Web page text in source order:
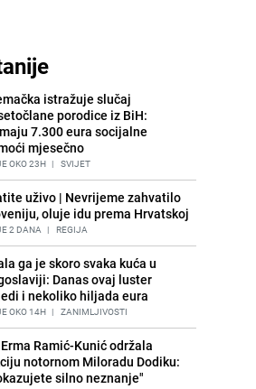
istražuje slučaj
porodice iz BiH:
7.300 eura socijalne
mjesečno
OKO 23H | SVIJET
uživo | Nevrijeme zahvatilo
oluje idu prema Hrvatskoj
2 DANA | REGIJA
ga je skoro svaka kuća u
Danas ovaj luster
i nekoliko hiljada eura
OKO 14H | ZANIMLJIVOSTI
Erma Ramić-Kunić održala
notornom Miloradu Dodiku:
silno neznanje"